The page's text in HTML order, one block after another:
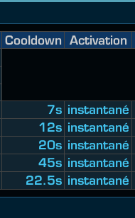
Cooldown Activation
7s instantané
12s instantané
20s instantané
45s instantané
22.5s instantané